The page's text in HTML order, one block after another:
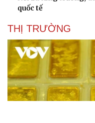
quốc tế
THỊ TRƯỜNG